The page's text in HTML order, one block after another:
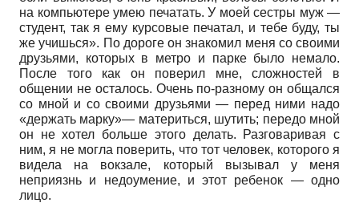
на компьютере умею печатать. У моей сестры муж —
студент, так я ему курсовые печатал, и тебе буду, ты
же учишься». По дороге он знакомил меня со своими
друзьями, которых в метро и парке было немало.
После того как он поверил мне, сложностей в
общении не осталось. Очень по-разному он общался
со мной и со своими друзьями — перед ними надо
«держать марку»— материться, шутить; передо мной
он не хотел больше этого делать. Разговаривая с
ним, я не могла поверить, что тот человек, которого я
видела на вокзале, который вызывал у меня
неприязнь и недоумение, и этот ребенок — одно
лицо.